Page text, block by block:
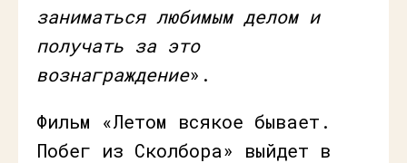
заниматься любимым делом и
получать за это
вознаграждение».
Фильм «Летом всякое бывает.
Побег из Сколбора» выйдет в